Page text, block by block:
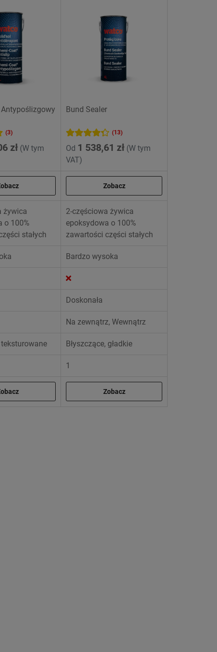
Bund Sealer
(3) (13)
zł (W tym Od 1 538,61 zł (W tym
VAT)
Zobacz
żywica
o 100%
stałych
2-częściowa żywica
epoksydowa o 100%
zawartości części stałych
Bardzo wysoka
Doskonała
Na zewnątrz, Wewnątrz
teksturowane Błyszczące, gładkie
1
Zobacz